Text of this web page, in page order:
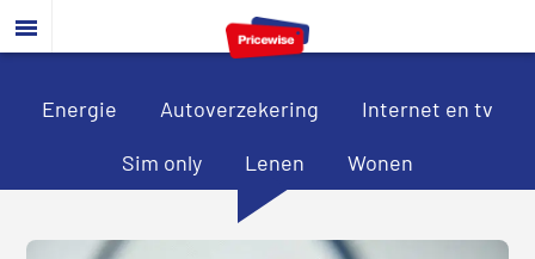
Door
naar
hoofd
Spring
naar
eerste
Spring
naar
voettekst
Energie Autoverzekering Internet en tv
Sim only Lenen Wonen